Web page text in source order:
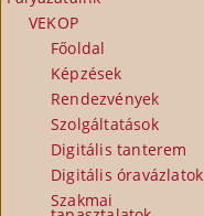
VEKOP
Főoldal
Képzések
Rendezvények
Szolgáltatások
Digitális tanterem
Digitális óravázlatok
Szakmai